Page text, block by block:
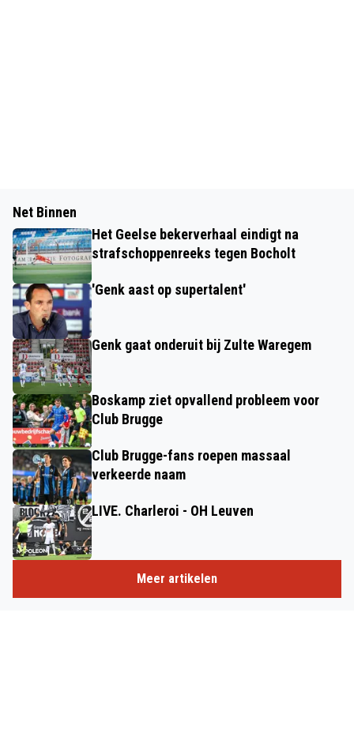
Net Binnen
Het Geelse bekerverhaal eindigt na
strafschoppenreeks tegen Bocholt
'Genk aast op supertalent'
Genk gaat onderuit bij Zulte Waregem
Boskamp ziet opvallend probleem voor
Club Brugge
Club Brugge-fans roepen massaal
verkeerde naam
LIVE. Charleroi - OH Leuven
Meer artikelen